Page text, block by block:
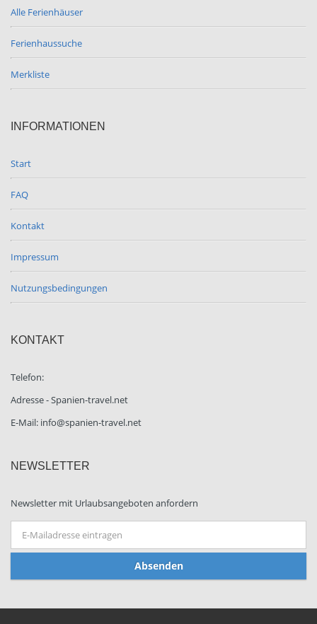
Alle Ferienhäuser
Ferienhaussuche
Merkliste
INFORMATIONEN
Start
FAQ
Kontakt
Impressum
Nutzungsbedingungen
KONTAKT
Telefon:
Adresse - Spanien-travel.net
E-Mail: info@spanien-travel.net
NEWSLETTER
Newsletter mit Urlaubsangeboten anfordern
Absenden